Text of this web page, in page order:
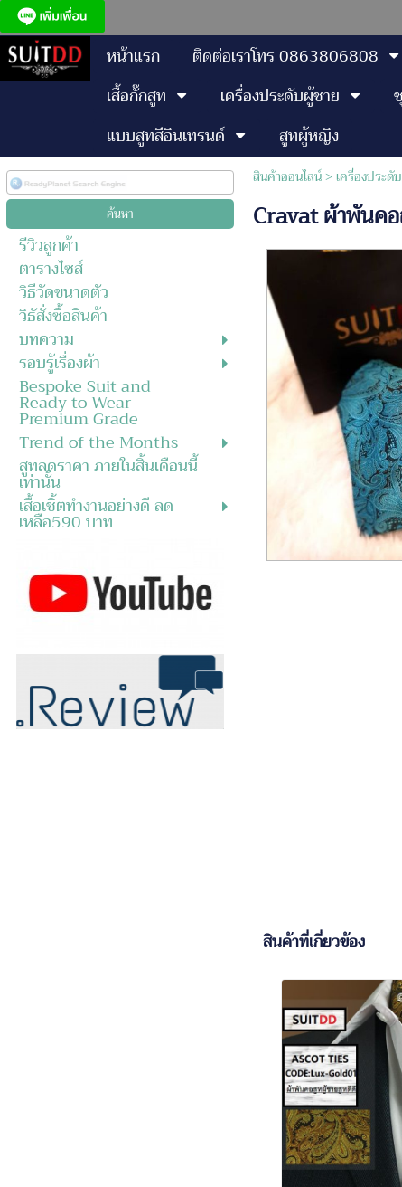
หน้าแรก ติดต่อเราโทร 0863806808
เสื้อกั๊กสูท
เครื่องประดับผู้ชาย
แบบสูทสีอินเทรนด์
สูทผู้หญิง
รีวิวลูกค้า
ตารางไซส์
วิธีวัดขนาดตัว
วิธัสั่งซื้อสินค้า
บทความ
รอบรู้เรื่องผ้า
Bespoke Suit and
Ready to Wear
Premium Grade
Trend of the Months
สูทลดราคา ภายในสิ้นเดือนนี้
เท่านั้น
เสื้อเชิ้ตทำงานอย่างดี ลด
เหลือ590 บาท
สินค้าออนไลน์>เครื่องประดั
Cravat ผ้าพันค
สินค้าที่เกี่ยวข้อง